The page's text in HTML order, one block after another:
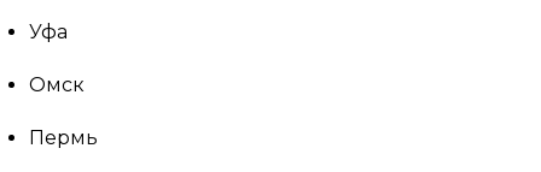
Уфа
Омск
Пермь